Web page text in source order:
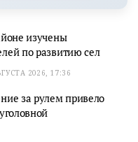
изучены
по развитию сел
2026, 17:36
за рулем привело